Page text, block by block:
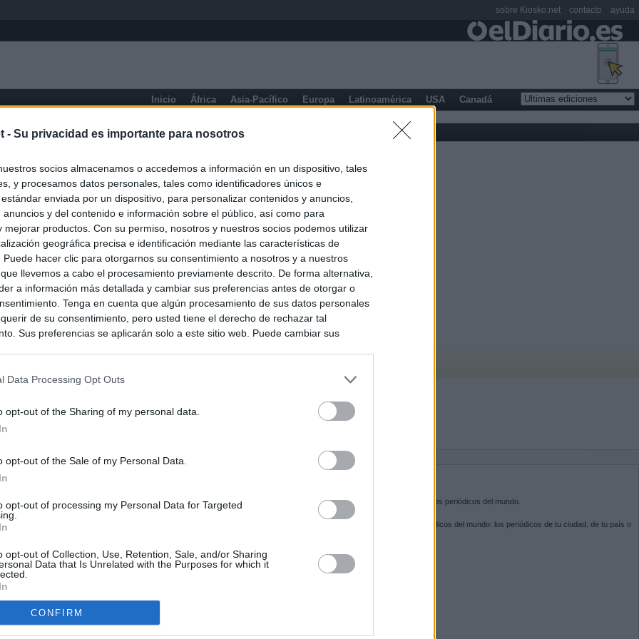
- Su privacidad es importante para nosotros
socios almacenamos o accedemos a información en un dispositivo, tales
y procesamos datos personales, tales como identificadores únicos e
enviada por un dispositivo, para personalizar contenidos y anuncios,
anuncios y del contenido e información sobre el público, así como para
mejorar productos. Con su permiso, nosotros y nuestros socios podemos utilizar
geográfica precisa e identificación mediante las características de
Puede hacer clic para otorgarnos su consentimiento a nosotros y a nuestros
llevemos a cabo el procesamiento previamente descrito. De forma alternativa,
a información más detallada y cambiar sus preferencias antes de otorgar o
Tenga en cuenta que algún procesamiento de sus datos personales
de su consentimiento, pero usted tiene el derecho de rechazar tal
Sus preferencias se aplicarán solo a este sitio web. Puede cambiar sus
Data Processing Opt Outs
opt-out of the Sharing of my personal data.
opt-out of the Sale of my Personal Data.
opt-out of processing my Personal Data for Targeted
opt-out of Collection, Use, Retention, Sale, and/or Sharing
Data that Is Unrelated with the Purposes for which it
CONFIRM
Inicio África Asia-Pacífico Europa Latinoamérica USA Canadá
ante la Fiscalía al consejo de administración de Planifica
del ático
Púnica y refugio de cargos del PP: así es la empresa
el ático de Ayuso
lo prohíbe la normativa municipal
Kiosko.netes la puerta de entrada a los periódicos del mundo.
Navega por las portadas de los periódicos del mundo: los periódicos de tu ciudad, de tu país o
SÍGUENOS
sobre Kiosko.net contacto ayuda